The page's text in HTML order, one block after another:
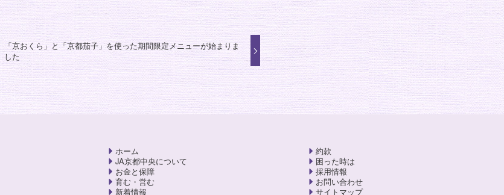
「京おくら」と「京都茄子」を使った期間限定メニューが始まりま
した
ホーム
JA京都中央について
お金と保障
育む・営む
新着情報
約款
困った時は
採用情報
お問い合わせ
サイトマップ